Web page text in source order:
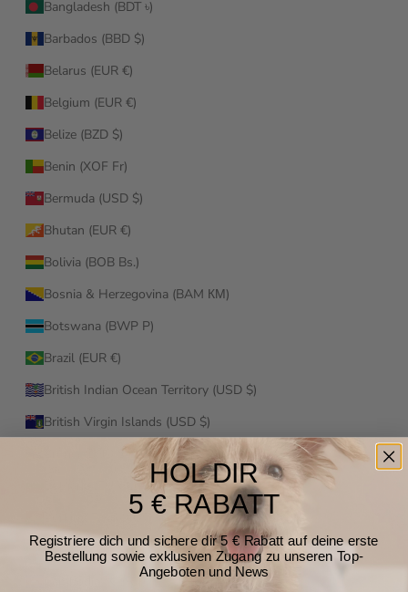
Bangladesh (BDT ৳)
Barbados (BBD $)
Belarus (EUR €)
Belgium (EUR €)
Belize (BZD $)
Benin (XOF Fr)
Bermuda (USD $)
Bhutan (EUR €)
Bolivia (BOB Bs.)
Bosnia & Herzegovina (BAM КМ)
Botswana (BWP P)
Brazil (EUR €)
British Indian Ocean Territory (USD $)
British Virgin Islands (USD $)
Bulgaria (EUR €)
Burkina Faso (XOF Fr)
Burundi (BIF Fr)
Cambodia (KHR ៛)
HOL DIR
5 € RABATT
Registriere dich und sichere dir 5 € Rabatt auf deine erste
Bestellung sowie exklusiven Zugang zu unseren Top-
Angeboten und News